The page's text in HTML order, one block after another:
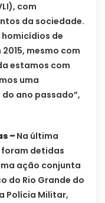
com
da sociedade.
de
mesmo com
estamos com
uma
ano passado”,
–Na última
detidas
ação conjunta
do Rio Grande do
Polícia Militar,